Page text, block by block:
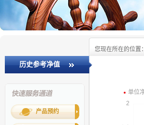
您现在所在的位置：
历史参考净值
产品预约